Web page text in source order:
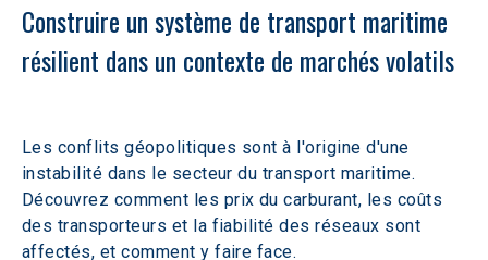
Construire un système de transport maritime
résilient dans un contexte de marchés volatils
Les conflits géopolitiques sont à l'origine d'une
instabilité dans le secteur du transport maritime.
Découvrez comment les prix du carburant, les coûts
des transporteurs et la fiabilité des réseaux sont
affectés, et comment y faire face.